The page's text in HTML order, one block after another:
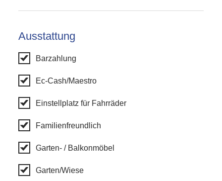
Ausstattung
Barzahlung
Ec-Cash/Maestro
Einstellplatz für Fahrräder
Familienfreundlich
Garten- / Balkonmöbel
Garten/Wiese